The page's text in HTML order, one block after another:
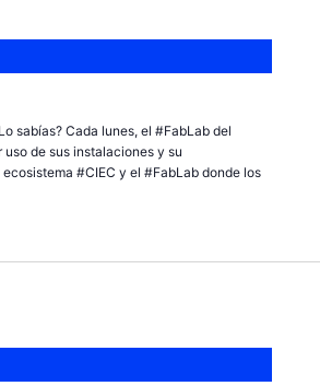
sabías? Cada lunes, el #FabLab del
de sus instalaciones y su
#CIEC y el #FabLab donde los